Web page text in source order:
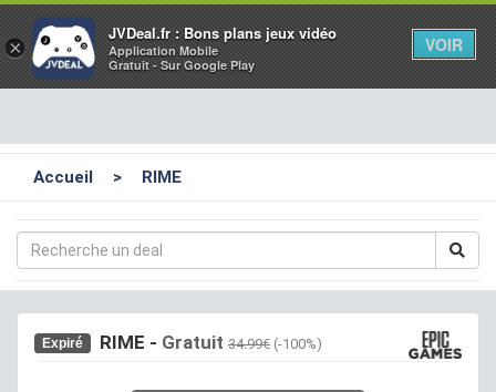
×
JVDeal.fr : Bons plans jeux vidéo
Application Mobile
Gratuit - Sur Google Play
VOIR
Accueil > RIME
Expiré RIME - Gratuit 34.99€ (-100%)